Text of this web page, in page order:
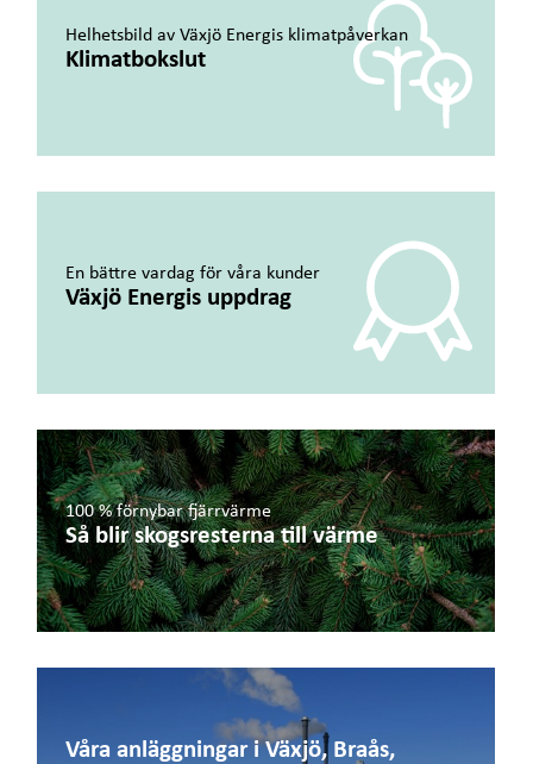
Helhetsbild av Växjö Energis klimatpåverkan
Klimatbokslut
En bättre vardag för våra kunder
Växjö Energis uppdrag
100 % förnybar fjärrvärme
Så blir skogsresterna till värme
Våra anläggningar i Växjö, Braås,